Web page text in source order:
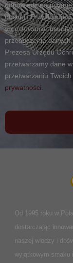
odpowiedź na
obsługi. Przysługuje
sprostowania,
przenoszenia
Prezesa Urzędu
przetwarzamy dane
przetwarzaniu
prywatności.
Od 1995 roku w
dostarczając
naszej wiedzy i
wyjątkowym smaku